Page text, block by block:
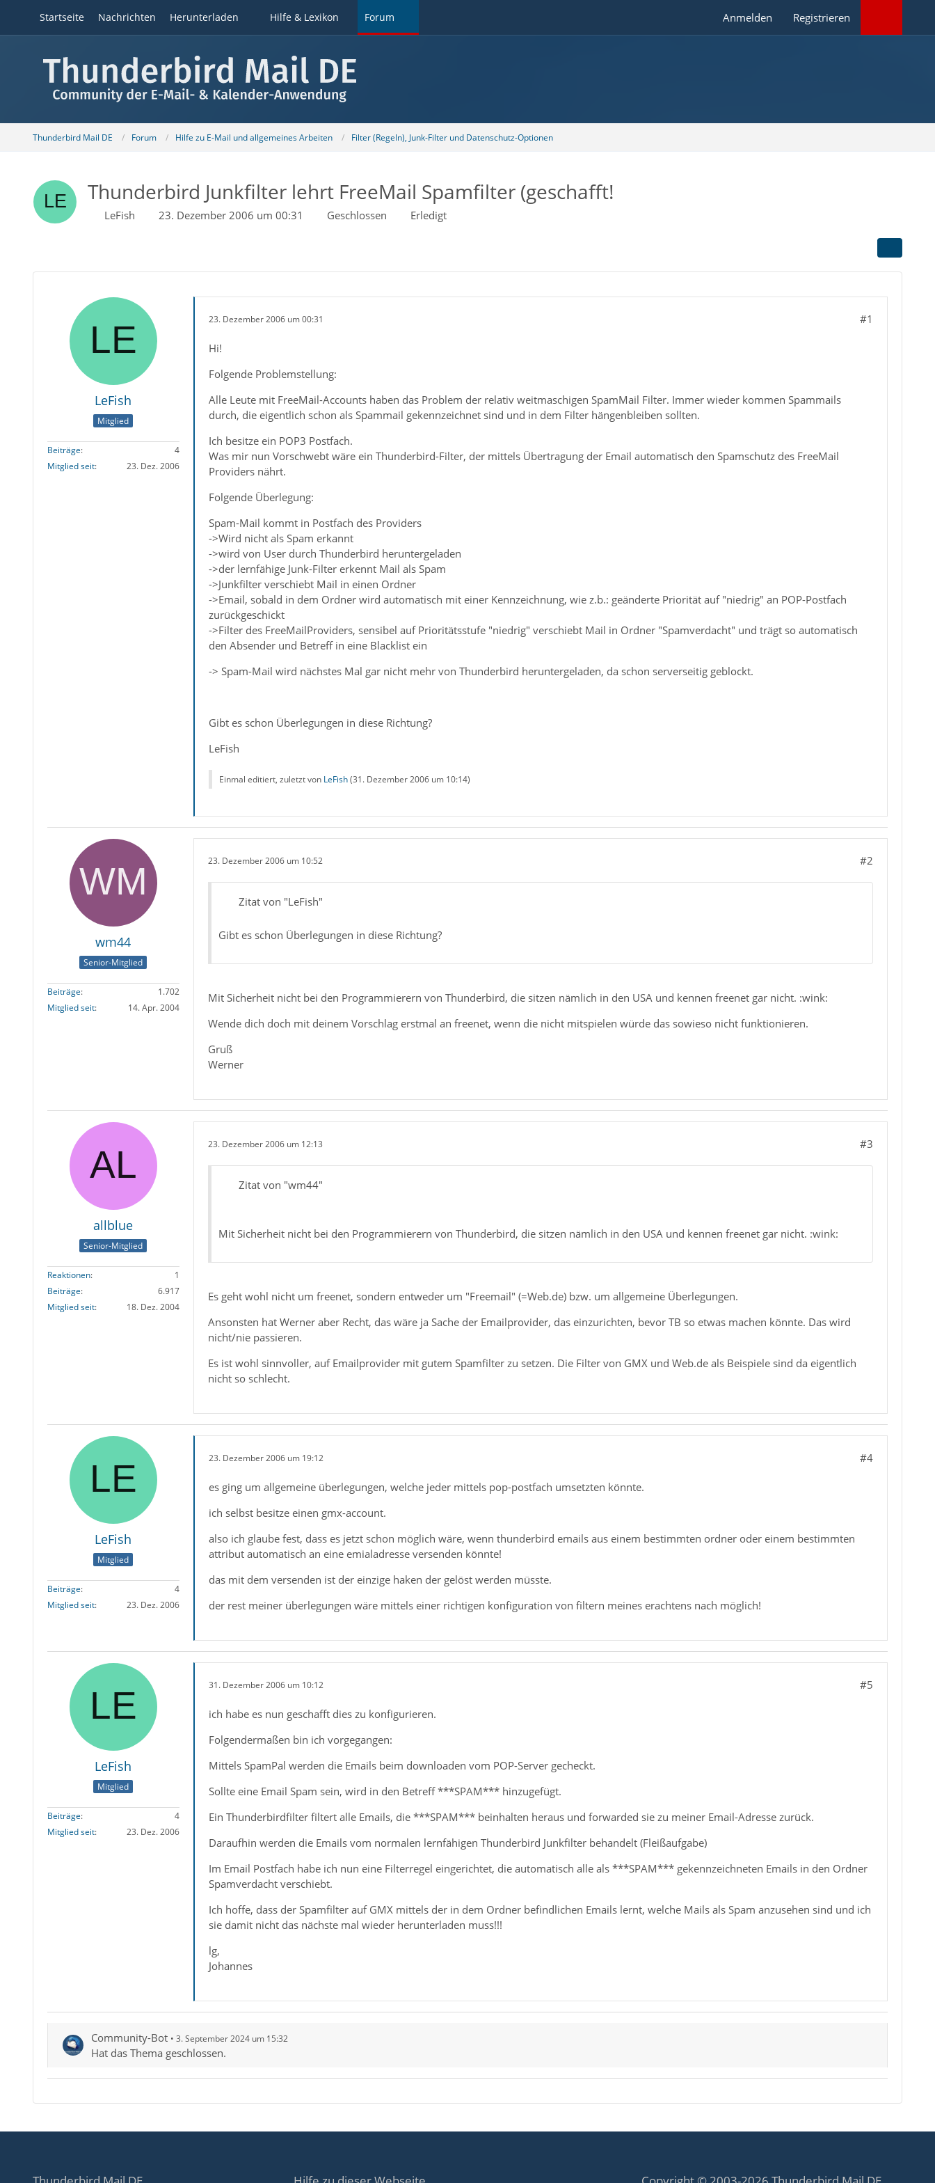
Startseite Nachrichten Herunterladen Hilfe & Lexikon Forum Anmelden Registrieren
Thunderbird Mail DE Forum Hilfe zu E-Mail und allgemeines Arbeiten Filter (Regeln), Junk-Filter und Datenschutz-Optionen
Thunderbird Junkfilter lehrt FreeMail Spamfilter (geschafft!
LeFish 23. Dezember 2006 um 00:31 Geschlossen Erledigt
LeFish
Mitglied
Beiträge
4
Mitglied seit
23. Dez. 2006
23. Dezember 2006 um 00:31 #1
Hi!
Folgende Problemstellung:
Alle Leute mit FreeMail-Accounts haben das Problem der relativ weitmaschigen SpamMail Filter. Immer wieder kommen Spammails
durch, die eigentlich schon als Spammail gekennzeichnet sind und in dem Filter hängenbleiben sollten.
Ich besitze ein POP3 Postfach.
Was mir nun Vorschwebt wäre ein Thunderbird-Filter, der mittels Übertragung der Email automatisch den Spamschutz des FreeMail
Providers nährt.
Folgende Überlegung:
Spam-Mail kommt in Postfach des Providers
->Wird nicht als Spam erkannt
->wird von User durch Thunderbird heruntergeladen
->der lernfähige Junk-Filter erkennt Mail als Spam
->Junkfilter verschiebt Mail in einen Ordner
->Email, sobald in dem Ordner wird automatisch mit einer Kennzeichnung, wie z.b.: geänderte Priorität auf "niedrig" an POP-Postfach
zurückgeschickt
->Filter des FreeMailProviders, sensibel auf Prioritätsstufe "niedrig" verschiebt Mail in Ordner "Spamverdacht" und trägt so automatisch
den Absender und Betreff in eine Blacklist ein
-> Spam-Mail wird nächstes Mal gar nicht mehr von Thunderbird heruntergeladen, da schon serverseitig geblockt.
Gibt es schon Überlegungen in diese Richtung?
LeFish
Einmal editiert, zuletzt von LeFish(31. Dezember 2006 um 10:14)
wm44
Senior-Mitglied
Beiträge
1.702
Mitglied seit
14. Apr. 2004
23. Dezember 2006 um 10:52 #2
Zitat von "LeFish"
Gibt es schon Überlegungen in diese Richtung?
Mit Sicherheit nicht bei den Programmierern von Thunderbird, die sitzen nämlich in den USA und kennen freenet gar nicht. :wink:
Wende dich doch mit deinem Vorschlag erstmal an freenet, wenn die nicht mitspielen würde das sowieso nicht funktionieren.
Gruß
Werner
allblue
Senior-Mitglied
Reaktionen
1
Beiträge
6.917
Mitglied seit
18. Dez. 2004
23. Dezember 2006 um 12:13 #3
Zitat von "wm44"
Mit Sicherheit nicht bei den Programmierern von Thunderbird, die sitzen nämlich in den USA und kennen freenet gar nicht. :wink:
Es geht wohl nicht um freenet, sondern entweder um "Freemail" (=Web.de) bzw. um allgemeine Überlegungen.
Ansonsten hat Werner aber Recht, das wäre ja Sache der Emailprovider, das einzurichten, bevor TB so etwas machen könnte. Das wird
nicht/nie passieren.
Es ist wohl sinnvoller, auf Emailprovider mit gutem Spamfilter zu setzen. Die Filter von GMX und Web.de als Beispiele sind da eigentlich
nicht so schlecht.
LeFish
Mitglied
Beiträge
4
Mitglied seit
23. Dez. 2006
23. Dezember 2006 um 19:12 #4
es ging um allgemeine überlegungen, welche jeder mittels pop-postfach umsetzten könnte.
ich selbst besitze einen gmx-account.
also ich glaube fest, dass es jetzt schon möglich wäre, wenn thunderbird emails aus einem bestimmten ordner oder einem bestimmten
attribut automatisch an eine emialadresse versenden könnte!
das mit dem versenden ist der einzige haken der gelöst werden müsste.
der rest meiner überlegungen wäre mittels einer richtigen konfiguration von filtern meines erachtens nach möglich!
LeFish
Mitglied
Beiträge
4
Mitglied seit
23. Dez. 2006
31. Dezember 2006 um 10:12 #5
ich habe es nun geschafft dies zu konfigurieren.
Folgendermaßen bin ich vorgegangen:
Mittels SpamPal werden die Emails beim downloaden vom POP-Server gecheckt.
Sollte eine Email Spam sein, wird in den Betreff ***SPAM*** hinzugefügt.
Ein Thunderbirdfilter filtert alle Emails, die ***SPAM*** beinhalten heraus und forwarded sie zu meiner Email-Adresse zurück.
Daraufhin werden die Emails vom normalen lernfähigen Thunderbird Junkfilter behandelt (Fleißaufgabe)
Im Email Postfach habe ich nun eine Filterregel eingerichtet, die automatisch alle als ***SPAM*** gekennzeichneten Emails in den Ordner
Spamverdacht verschiebt.
Ich hoffe, dass der Spamfilter auf GMX mittels der in dem Ordner befindlichen Emails lernt, welche Mails als Spam anzusehen sind und ich
sie damit nicht das nächste mal wieder herunterladen muss!!!
lg,
Johannes
Community-Bot 3. September 2024 um 15:32
Hat das Thema geschlossen.